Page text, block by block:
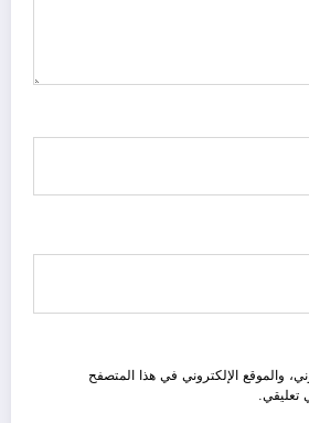
والموقع الإلكتروني في هذا المتصفح
تعليقي.